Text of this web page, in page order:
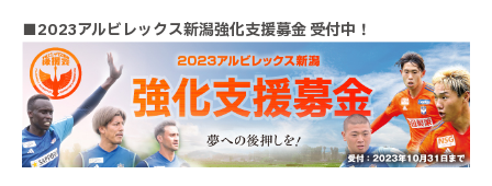
■2023アルビレックス新潟強化支援募金 受付中！